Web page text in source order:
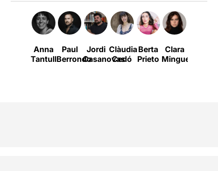
Anna
Tantull
Paul
Berrondo
Jordi
Casanovas
Clàudia
Cedó
Berta
Prieto
Clara
MinguezaRosich